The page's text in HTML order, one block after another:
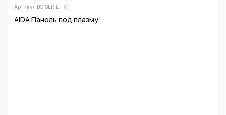
Артикул BOISERIE TV
AIDA Панель под плазму